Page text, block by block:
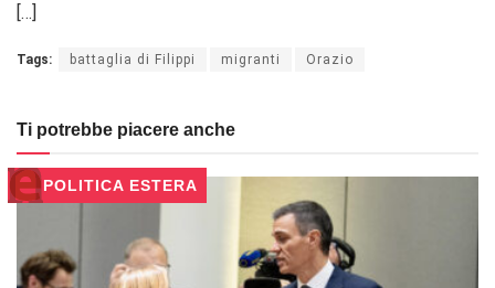
[…]
Tags: battaglia di Filippi migranti Orazio
Ti potrebbe piacere anche
POLITICA ESTERA